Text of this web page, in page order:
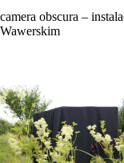
camera obscura –
Wawerskim